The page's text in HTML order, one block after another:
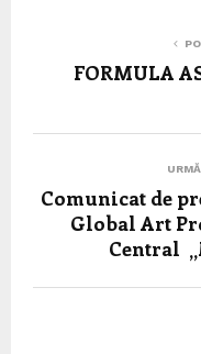
FORMULA
Comunicat de
Global Art
Central